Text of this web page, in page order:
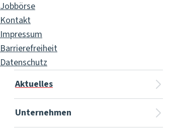
Jobbörse
Kontakt
Impressum
Barrierefreiheit
Datenschutz
Aktuelles
Unternehmen